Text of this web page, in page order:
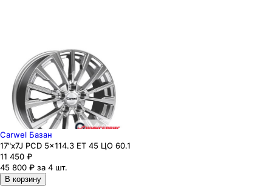
Carwel Базан
17"x7J PCD 5x114.3 ЕТ 45 ЦО 60.1
11 450 ₽
45 800 ₽ за 4 шт.
В корзину